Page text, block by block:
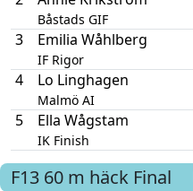
Båstads GIF
3 Emilia Wåhlberg
IF Rigor
4 Lo Linghagen
Malmö AI
5 Ella Wågstam
IK Finish
F13 60 m häck Final